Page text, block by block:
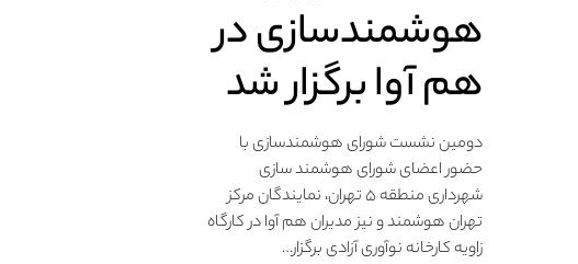
هوشمندسازی در
هم آوا برگزار شد
دومین نشست شورای هوشمندسازی با
حضور اعضای شورای هوشمند سازی
شهرداری منطقه ۵ تهران، نمایندگان مرکز
تهران هوشمند و نیز مدیران هم آوا در کارگاه
زاویه کارخانه نوآوری آزادی برگزار…